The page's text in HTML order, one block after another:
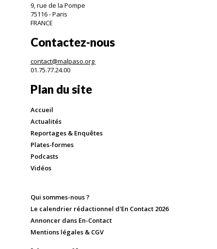
9, rue de la Pompe
75116 - Paris
FRANCE
Contactez-nous
contact@malpaso.org
01.75.77.24.00
Plan du site
Accueil
Actualités
Reportages & Enquêtes
Plates-formes
Podcasts
Vidéos
Qui sommes-nous ?
Le calendrier rédactionnel d'En Contact 2026
Annoncer dans En-Contact
Mentions légales & CGV